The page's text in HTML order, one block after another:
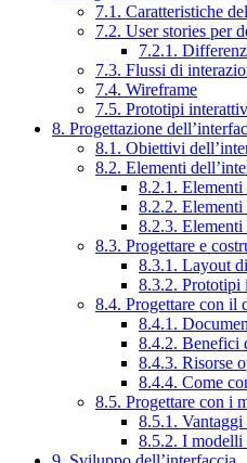
7.1. Caratteristiche
7.2. User stories per
7.2.1.
7.3. Flussi di
7.4. Wireframe
7.5. Prototipi
8. Progettazione
8.1. Obiettivi
8.2. Elementi
8.2.1.
8.2.2.
8.2.3.
8.3. Progettare e
8.3.1. Layout
8.3.2. Prototipi
8.4. Progettare con il
8.4.1.
8.4.2. Benefici
8.4.3. Risorse
8.4.4. Come
8.5. Progettare con i
8.5.1.
8.5.2. I modelli